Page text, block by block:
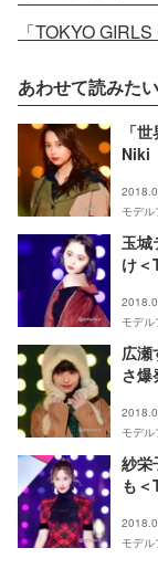
あわせて読みたい
「
Niki
モデル
玉城
け＜
モデル
広瀬
さ爆
モデル
紗栄
も
モデル